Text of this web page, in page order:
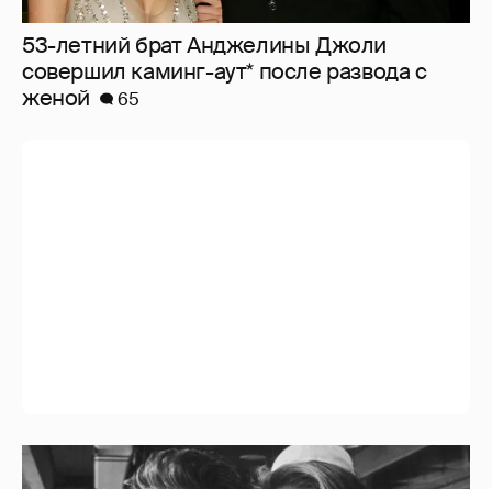
53-летний брат Анджелины Джоли
совершил каминг-аут* после развода с
женой
65